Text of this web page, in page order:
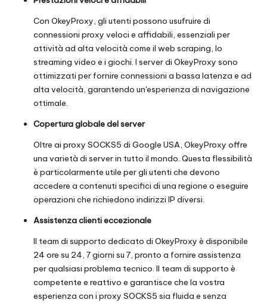
Con OkeyProxy, gli utenti possono usufruire di
connessioni proxy veloci e affidabili, essenziali per
attività ad alta velocità come il web scraping, lo
streaming video e i giochi. I server di OkeyProxy sono
ottimizzati per fornire connessioni a bassa latenza e ad
alta velocità, garantendo un'esperienza di navigazione
ottimale.
Copertura globale del server
Oltre ai proxy SOCKS5 di Google USA, OkeyProxy offre
una varietà di server in tutto il mondo. Questa flessibilità
è particolarmente utile per gli utenti che devono
accedere a contenuti specifici di una regione o eseguire
operazioni che richiedono indirizzi IP diversi.
Assistenza clienti eccezionale
Il team di supporto dedicato di OkeyProxy è disponibile
24 ore su 24, 7 giorni su 7, pronto a fornire assistenza
per qualsiasi problema tecnico. Il team di supporto è
competente e reattivo e garantisce che la vostra
esperienza con i proxy SOCKS5 sia fluida e senza